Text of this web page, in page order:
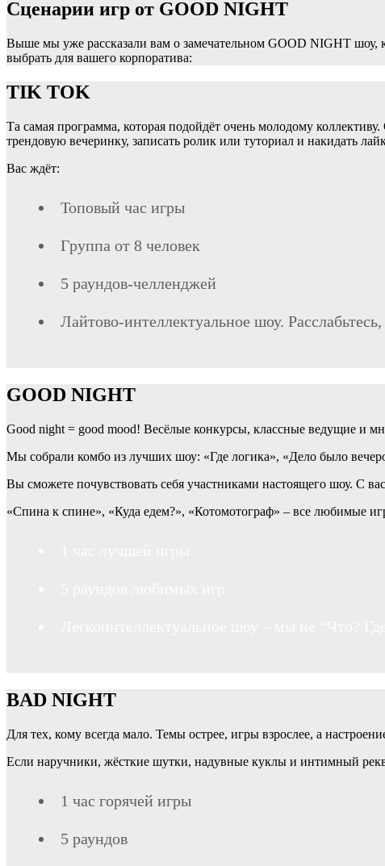
Сценарии игр от GOOD NIGHT
Выше мы уже рассказали вам о замечательном GOOD NIGHT шоу,
выбрать для вашего корпоратива:
TIK TOK
Та самая программа, которая подойдёт очень молодому
трендовую вечеринку, записать ролик или туториал и накидать
Вас ждёт:
Топовый час игры
Группа от 8 человек
5 раундов-челленджей
Лайтово-интеллектуальное шоу.
GOOD NIGHT
Good night = good mood! Весёлые конкурсы, классные ведущие и
Мы собрали комбо из лучших шоу: «Где логика», «Дело было
Вы сможете почувствовать себя участниками настоящего шоу. С
«Спина к спине», «Куда едем?», «Котомотограф» – все любимые
BAD NIGHT
Для тех, кому всегда мало. Темы острее, игры взрослее, а
Если наручники, жёсткие шутки, надувные куклы и интимный
1 час горячей игры
5 раундов